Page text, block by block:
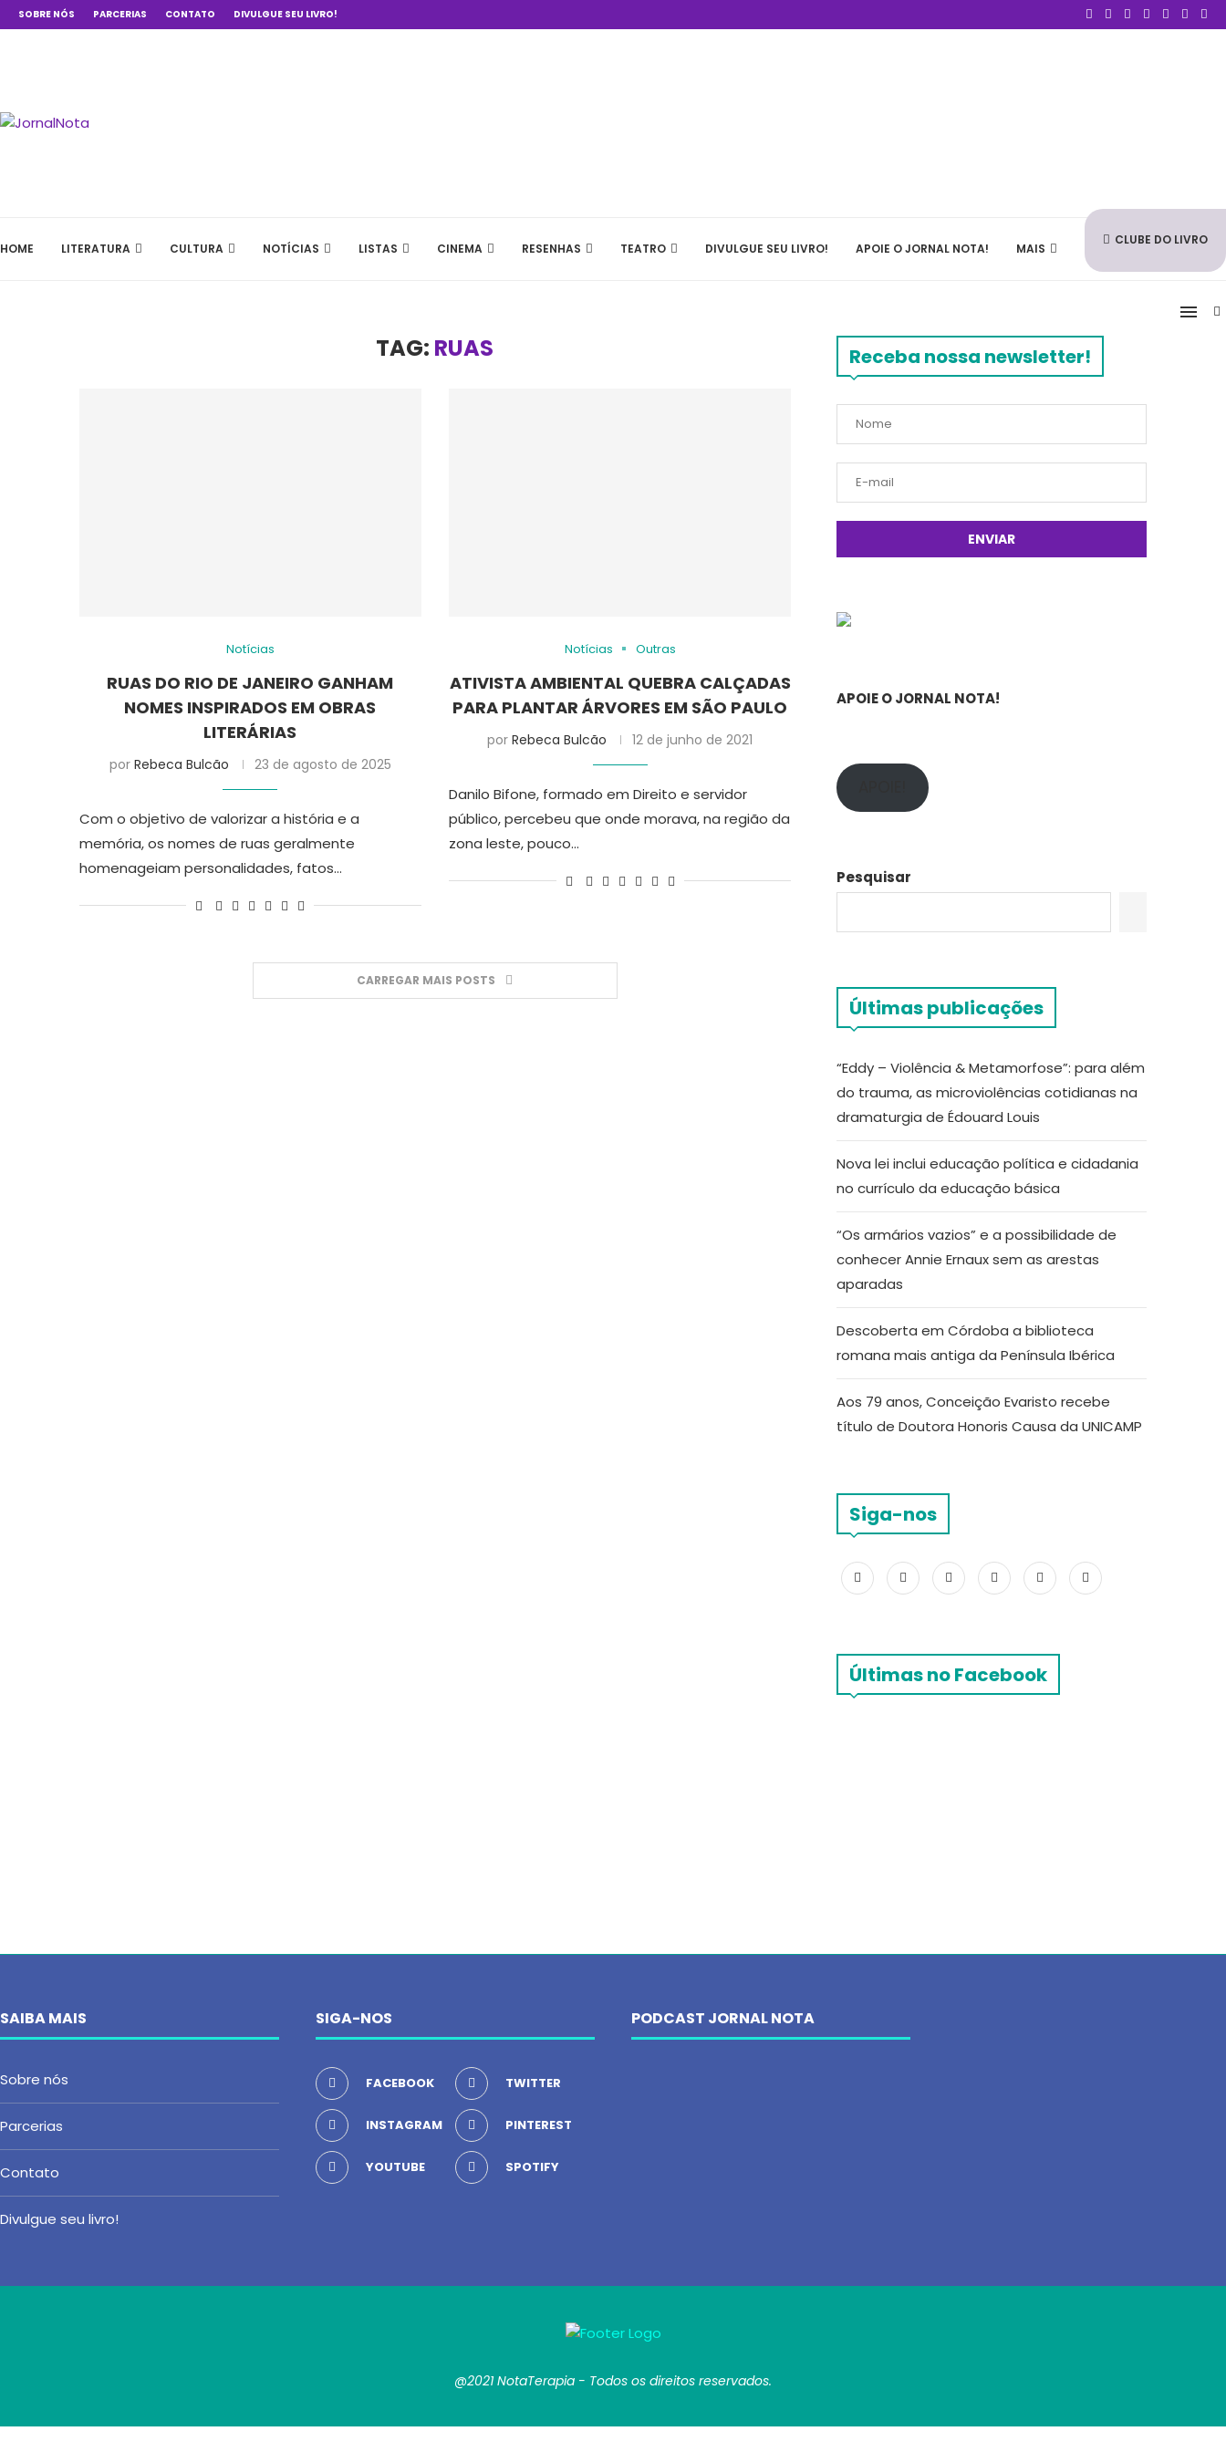
SOBRE NÓS PARCERIAS CONTATO DIVULGUE SEU LIVRO!
HOME LITERATURA CULTURA NOTÍCIAS LISTAS CINEMA RESENHAS TEATRO DIVULGUE SEU LIVRO! APOIE O JORNAL NOTA! MAIS
CLUBE DO LIVRO
TAG: RUAS
Notícias
RUAS DO RIO DE JANEIRO GANHAM
NOMES INSPIRADOS EM OBRAS
LITERÁRIAS
por Rebeca Bulcão 23 de agosto de 2025
Com o objetivo de valorizar a história e a
memória, os nomes de ruas geralmente
homenageiam personalidades, fatos…
Notícias Outras
ATIVISTA AMBIENTAL QUEBRA CALÇADAS
PARA PLANTAR ÁRVORES EM SÃO PAULO
porRebeca Bulcão 12 de junho de 2021
Danilo Bifone, formado em Direito e servidor
público, percebeu que onde morava, na região da
zona leste, pouco…
CARREGAR MAIS POSTS
Receba nossa newsletter!
APOIE O JORNAL NOTA!
Pesquisar
Últimas publicações
“Eddy – Violência & Metamorfose”: para além
do trauma, as microviolências cotidianas na
dramaturgia de Édouard Louis
Nova lei inclui educação política e cidadania
no currículo da educação básica
“Os armários vazios” e a possibilidade de
conhecer Annie Ernaux sem as arestas
aparadas
Descoberta em Córdoba a biblioteca
romana mais antiga da Península Ibérica
Aos 79 anos, Conceição Evaristo recebe
título de Doutora Honoris Causa da UNICAMP
Siga-nos
Últimas no Facebook
SAIBA MAIS
Sobre nós
Parcerias
Contato
Divulgue seu livro!
SIGA-NOS
FACEBOOK TWITTER
INSTAGRAM PINTEREST
YOUTUBE SPOTIFY
PODCAST JORNAL NOTA
@2021 NotaTerapia - Todos os direitos reservados.